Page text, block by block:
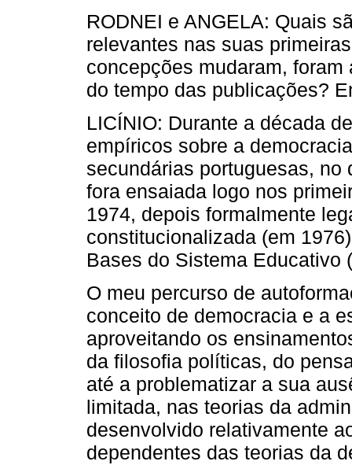
RODNEI e ANGELA: Quais
relevantes nas suas
concepções mudaram,
do tempo das publicações?
LICÍNIO: Durante a década
empíricos sobre a
secundárias portuguesas, no
fora ensaiada logo nos
1974, depois formalmente
constitucionalizada (em
Bases do Sistema Educativo
O meu percurso de
conceito de democracia e a
aproveitando os
da filosofia políticas, do
até a problematizar a sua
limitada, nas teorias da
desenvolvido relativamente
dependentes das teorias da